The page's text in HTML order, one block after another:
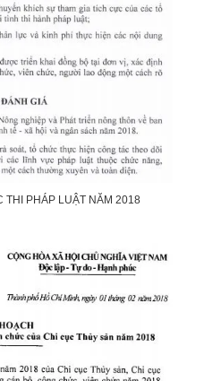
THI PHÁP LUẬT NĂM 2018